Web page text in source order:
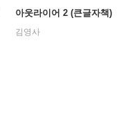
아웃라이어 2 (큰글자책)
김영사